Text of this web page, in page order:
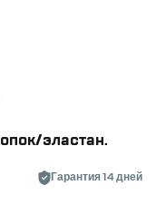
эластан.
Гарантия 14 дней